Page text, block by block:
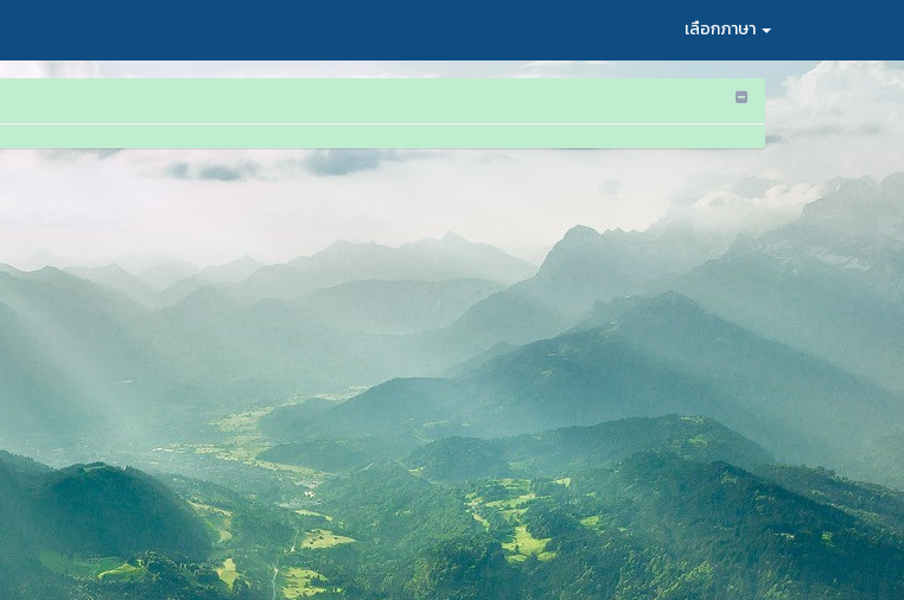
เลือกภาษา